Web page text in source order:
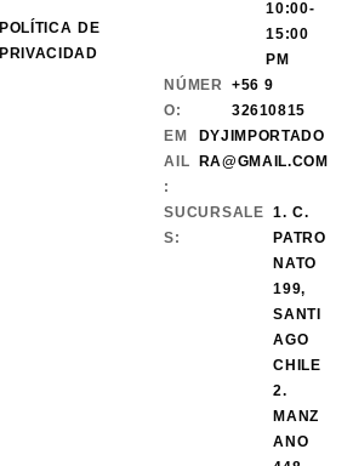
POLÍTICA DE
PRIVACIDAD
10:00-
15:00
PM
NÚMER
O:
+56 9
32610815
EM
AIL
:
DYJIMPORTADO
RA@GMAIL.COM
SUCURSALE
S:
1. C.
PATRO
NATO
199,
SANTI
AGO
CHILE
2.
MANZ
ANO